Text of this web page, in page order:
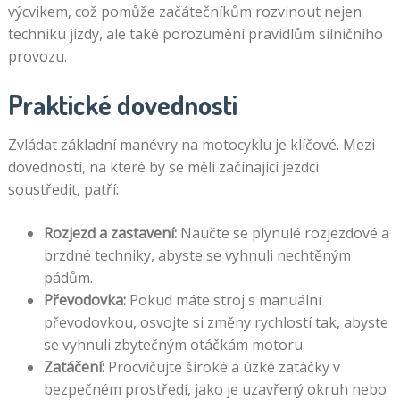
výcvikem, což pomůže začátečníkům rozvinout nejen
techniku jízdy, ale také porozumění pravidlům silničního
provozu.
Praktické dovednosti
Zvládat základní manévry na motocyklu je klíčové. Mezi
dovednosti, na které by se měli začínající jezdci
soustředit, patří:
Rozjezd a zastavení:Naučte se plynulé rozjezdové a
brzdné techniky, abyste se vyhnuli nechtěným
pádům.
Převodovka:Pokud máte stroj s manuální
převodovkou, osvojte si změny rychlostí tak, abyste
se vyhnuli zbytečným otáčkám motoru.
Zatáčení:Procvičujte široké a úzké zatáčky v
bezpečném prostředí, jako je uzavřený okruh nebo